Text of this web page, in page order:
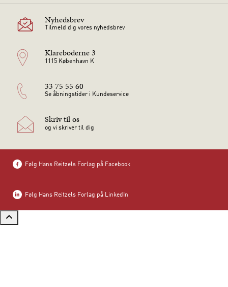
Nyhedsbrev
Tilmeld dig vores nyhedsbrev
Klareboderne 3
1115 København K
33 75 55 60
Se åbningstider i Kundeservice
Skriv til os
og vi skriver til dig
Følg Hans Reitzels Forlag på Facebook
Følg Hans Reitzels Forlag på LinkedIn